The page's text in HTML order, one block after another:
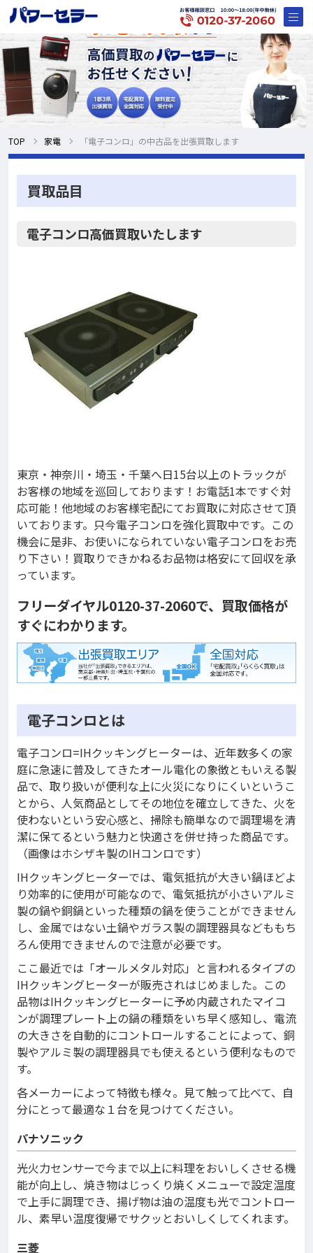
TOP 家電 「電子コンロ」の中古品を出張買取します
買取品目
電子コンロ高価買取いたします
東京・神奈川・埼玉・千葉へ日15台以上のトラックが
お客様の地域を巡回しております！お電話1本ですぐ対
応可能！他地域のお客様宅配にてお買取に対応させて頂
いております。只今電子コンロを強化買取中です。この
機会に是非、お使いになられていない電子コンロをお売
り下さい！買取りできかねるお品物は格安にて回収を承
っています。
フリーダイヤル0120-37-2060で、買取価格が
すぐにわかります。
電子コンロとは
電子コンロ=IHクッキングヒーターは、近年数多くの家
庭に急速に普及してきたオール電化の象徴ともいえる製
品で、取り扱いが便利な上に火災になりにくいというこ
とから、人気商品としてその地位を確立してきた、火を
使わないという安心感と、掃除も簡単なので調理場を清
潔に保てるという魅力と快適さを併せ持った商品です。
（画像はホシザキ製のIHコンロです）
IHクッキングヒーターでは、電気抵抗が大きい鍋ほどよ
り効率的に使用が可能なので、電気抵抗が小さいアルミ
製の鍋や銅鍋といった種類の鍋を使うことができません
し、金属ではない土鍋やガラス製の調理器具などももち
ろん使用できませんので注意が必要です。
ここ最近では「オールメタル対応」と言われるタイプの
IHクッキングヒーターが販売されはじめました。この
品物はIHクッキングヒーターに予め内蔵されたマイコ
ンが調理プレート上の鍋の種類をいち早く感知し、電流
の大きさを自動的にコントロールすることによって、銅
製やアルミ製の調理器具でも使えるという便利なもので
す。
各メーカーによって特徴も様々。見て触って比べて、自
分にとって最適な１台を見つけてください。
パナソニック
光火力センサーで今まで以上に料理をおいしくさせる機
能が向上し、焼き物はじっくり焼くメニューで設定温度
で上手に調理でき、揚げ物は油の温度も光でコントロー
ル、素早い温度復帰でサクッとおいしくしてくれます。
三菱